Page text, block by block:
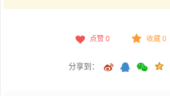
点赞 0 收藏 0
分享到：